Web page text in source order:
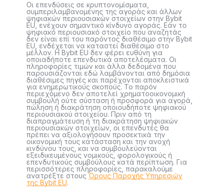
Οι επενδύσεις σε κρυπτονομίσματα,
συμπεριλαμβανομένης της αγοράς και άλλων
ψηφιακών περιουσιακών στοιχείων στην Bybit
EU, ενέχουν σημαντικό κίνδυνο αγοράς. Εάν το
ψηφιακό περιουσιακό στοιχείο που αναζητάς
δεν είναι επί του παρόντος διαθέσιμο στην Bybit
EU, ενδέχεται να καταστεί διαθέσιμο στο
μέλλον. Η Bybit EU δεν φέρει ευθύνη για
οποιαδήποτε επενδυτικά αποτελέσματα. Οι
πληροφορίες τιμών και άλλα δεδομένα που
παρουσιάζονται εδώ λαμβάνονται από δημόσια
διαθέσιμες πηγές και παρέχονται αποκλειστικά
για ενημερωτικούς σκοπούς. Το παρόν
περιεχόμενο δεν αποτελεί χρηματοοικονομική
συμβουλή ούτε σύσταση ή προσφορά για αγορά,
πώληση ή διακράτηση οποιουδήποτε ψηφιακού
περιουσιακού στοιχείου. Πριν από τη
διαπραγμάτευση ή τη διακράτηση ψηφιακών
περιουσιακών στοιχείων, οι επενδυτές θα
πρέπει να αξιολογήσουν προσεκτικά την
οικονομική τους κατάσταση και την ανοχή
κινδύνου τους, και να συμβουλεύονται
εξειδικευμένους νομικούς, φορολογικούς ή
επενδυτικούς συμβούλους κατά περίπτωση. Για
περισσότερες πληροφορίες, παρακαλούμε
ανατρέξτε στουςΌρους Παροχής Υπηρεσιών
της Bybit EU.